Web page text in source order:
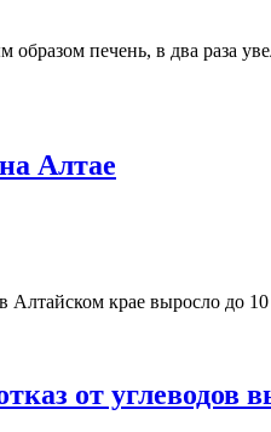
печень, в два раза
Алтае
Алтайском крае выросло
от углеводов